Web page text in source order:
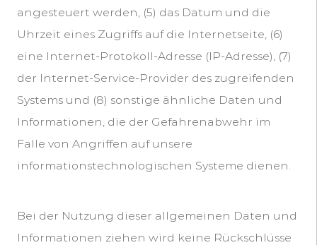
angesteuert werden, (5) das Datum und die
Uhrzeit eines Zugriffs auf die Internetseite, (6)
eine Internet-Protokoll-Adresse (IP-Adresse), (7)
der Internet-Service-Provider des zugreifenden
Systems und (8) sonstige ähnliche Daten und
Informationen, die der Gefahrenabwehr im
Falle von Angriffen auf unsere
informationstechnologischen Systeme dienen.
Bei der Nutzung dieser allgemeinen Daten und
Informationen ziehen wird keine Rückschlüsse